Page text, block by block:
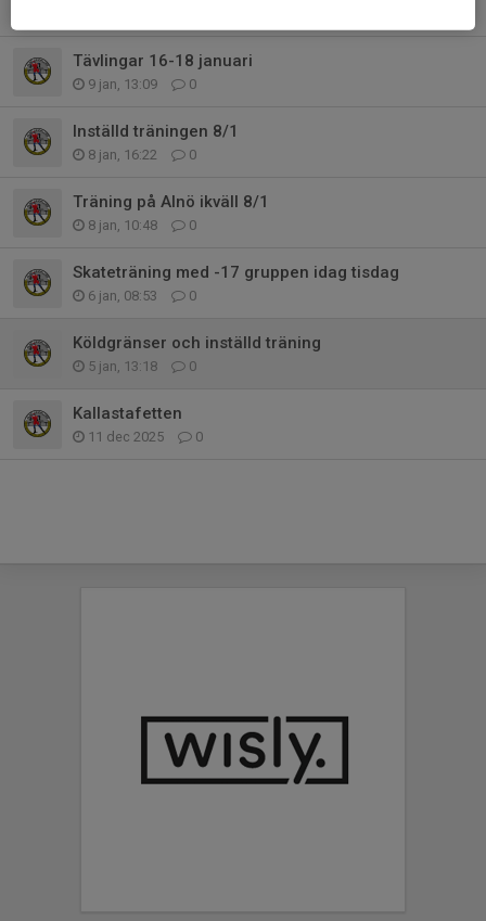
Tävlingar 16-18 januari
9 jan, 13:09 0
Inställd träningen 8/1
8 jan, 16:22 0
Träning på Alnö ikväll 8/1
8 jan, 10:48 0
Skateträning med -17 gruppen idag tisdag
6 jan, 08:53 0
Köldgränser och inställd träning
5 jan, 13:18 0
Kallastafetten
11 dec 2025 0